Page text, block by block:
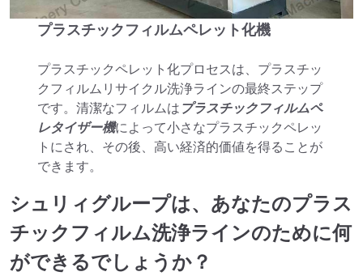
プラスチックフィルムペレット化機
プラスチックペレット化プロセスは、プラスチッ
クフィルムリサイクル洗浄ラインの最終ステップ
です。清潔なフィルムはプラスチックフィルムペ
レタイザー機によって小さなプラスチックペレッ
トにされ、その後、高い経済的価値を得ることが
できます。
シュリィグループは、あなたのプラス
チックフィルム洗浄ラインのために何
ができるでしょうか？